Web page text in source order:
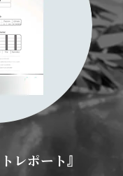
レポート』